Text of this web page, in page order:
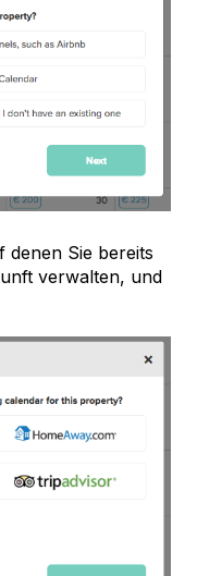
denen Sie bereits
verwalten, und